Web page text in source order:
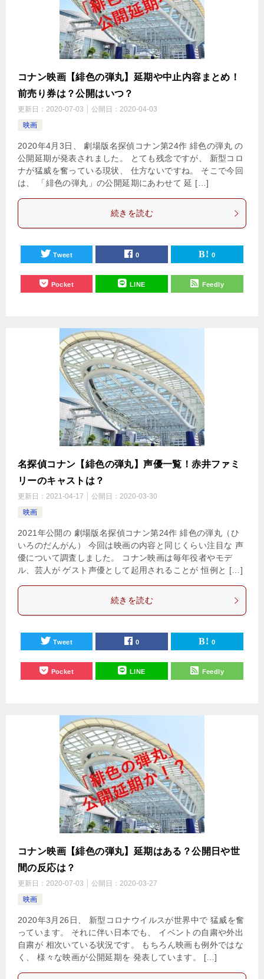
コナン映画【緋色の弾丸】延期や中止内容まとめ！
前売り券は？公開はいつ？
更新日： 2020-07-03 公開日： 2020-04-03
映画
2020年4月3日、 劇場版名探偵コナン第24作 緋色の弾丸 の
公開延期が発表されました。 とても残念ですが、 新型コロ
ナが猛威を奮っている現状、 仕方ないですね。 そこで今回
は、 「緋色の弾丸」の公開延期にあわせて 延 […]
続きを読む
Tweet 0 0
Pocket LINE Feedly
名探偵コナン【緋色の弾丸】声優一覧！赤井ファミ
リーのキャストは？
更新日： 2021-04-17 公開日： 2020-03-30
映画
2021年公開の 劇場版名探偵コナン第24作 緋色の弾丸（ひ
いろのだんがん） 今回は映画の内容と同じくらい注目な 声
優について調査しました。 コナン映画は毎年役者やモデ
ル、芸人が ゲスト声優として起用されることが 恒例と […]
続きを読む
Tweet 0 0
Pocket LINE Feedly
コナン映画【緋色の弾丸】延期はある？公開日や世
間の反応は？
更新日： 2020-07-03 公開日： 2020-03-27
映画
2020年3月26日、 新型コロナウイルスが世界中で 猛威を奮
っています。 それに伴い日本でも、 イベントの自粛や外出
自粛が 相次いている状況です。 もちろん映画も例外ではな
く、 様々な映画が公開延期を 発表しています。 […]